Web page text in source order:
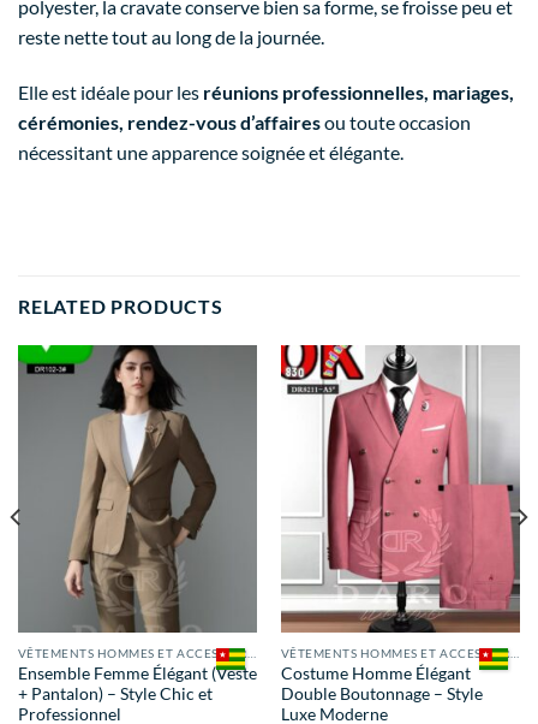
polyester, la cravate conserve bien sa forme, se froisse peu et
reste nette tout au long de la journée.
Elle est idéale pour les réunions professionnelles, mariages,
cérémonies, rendez-vous d’affairesou toute occasion
nécessitant une apparence soignée et élégante.
RELATED PRODUCTS
Ensemble Femme Élégant (Veste
+ Pantalon) – Style Chic et
Professionnel
Costume Homme Élégant
Double Boutonnage – Style
Luxe Moderne